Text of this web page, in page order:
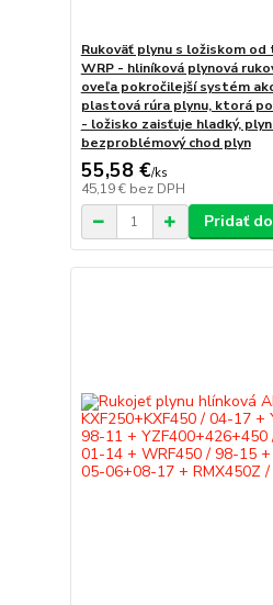
Rukoväť plynu s ložiskom od
WRP - hliníková plynová
oveľa pokročilejší systém
plastová rúra plynu, ktorá
- ložisko zaisťuje hladký,
bezproblémový chod plyn
55,58 €/ks
45,19 € bez DPH
Pridať